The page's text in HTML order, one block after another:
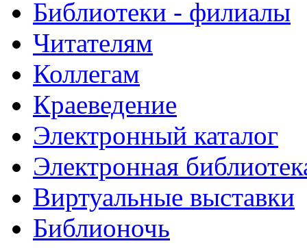
Библиотеки - филиалы
Читателям
Коллегам
Краеведение
Электронный каталог
Электронная
Виртуальные выставки
Библионочь